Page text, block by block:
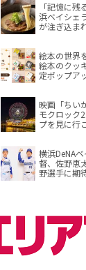
「記憶に
浜ベイシェラトンで ホ
が注ぎ込ま
絵本の世界
絵本のクッ
定ポップア
映画「ちい
モクロック
プを見に行
横浜DeNA
督、佐野恵
野選手に期